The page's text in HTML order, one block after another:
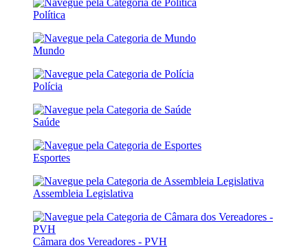
Política
Mundo
Polícia
Saúde
Esportes
Assembleia Legislativa
Câmara dos Vereadores - PVH